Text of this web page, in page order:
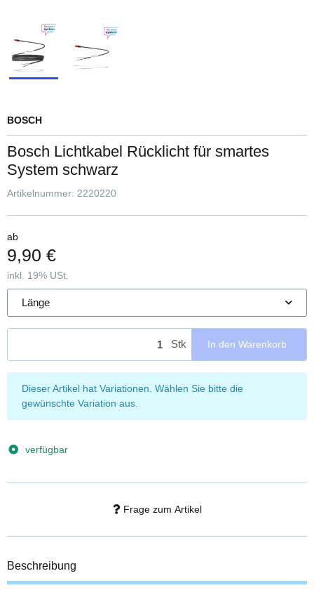
BOSCH
Bosch Lichtkabel Rücklicht für smartes
System schwarz
Artikelnummer: 2220220
ab
9,90 €
inkl. 19% USt.
Länge
Stk In den Warenkorb
x
Dieser Artikel hat Variationen. Wählen Sie bitte die
gewünschte Variation aus.
verfügbar
Frage zum Artikel
Beschreibung